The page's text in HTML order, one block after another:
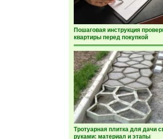
Пошаговая инструкция
квартиры перед покупкой
Тротуарная плитка для дачи
руками: материал и этапы